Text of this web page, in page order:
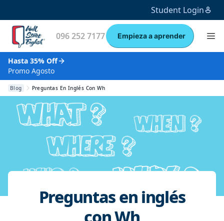
Student Login
096 252 7177 Empieza a aprender
Hasta 35% Off
Promo Agosto
Blog Preguntas En Inglés Con Wh
Preguntas en inglés